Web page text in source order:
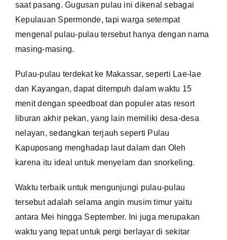
saat pasang. Gugusan pulau ini dikenal sebagai
Kepulauan Spermonde, tapi warga setempat
mengenal pulau-pulau tersebut hanya dengan nama
masing-masing.
Pulau-pulau terdekat ke Makassar, seperti Lae-lae
dan Kayangan, dapat ditempuh dalam waktu 15
menit dengan speedboat dan populer atas resort
liburan akhir pekan, yang lain memiliki desa-desa
nelayan, sedangkan terjauh seperti Pulau
Kapuposang menghadap laut dalam dan Oleh
karena itu ideal untuk menyelam dan snorkeling.
Waktu terbaik untuk mengunjungi pulau-pulau
tersebut adalah selama angin musim timur yaitu
antara Mei hingga September. Ini juga merupakan
waktu yang tepat untuk pergi berlayar di sekitar